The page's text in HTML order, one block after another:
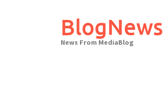
BlogNews
News From MediaBlog